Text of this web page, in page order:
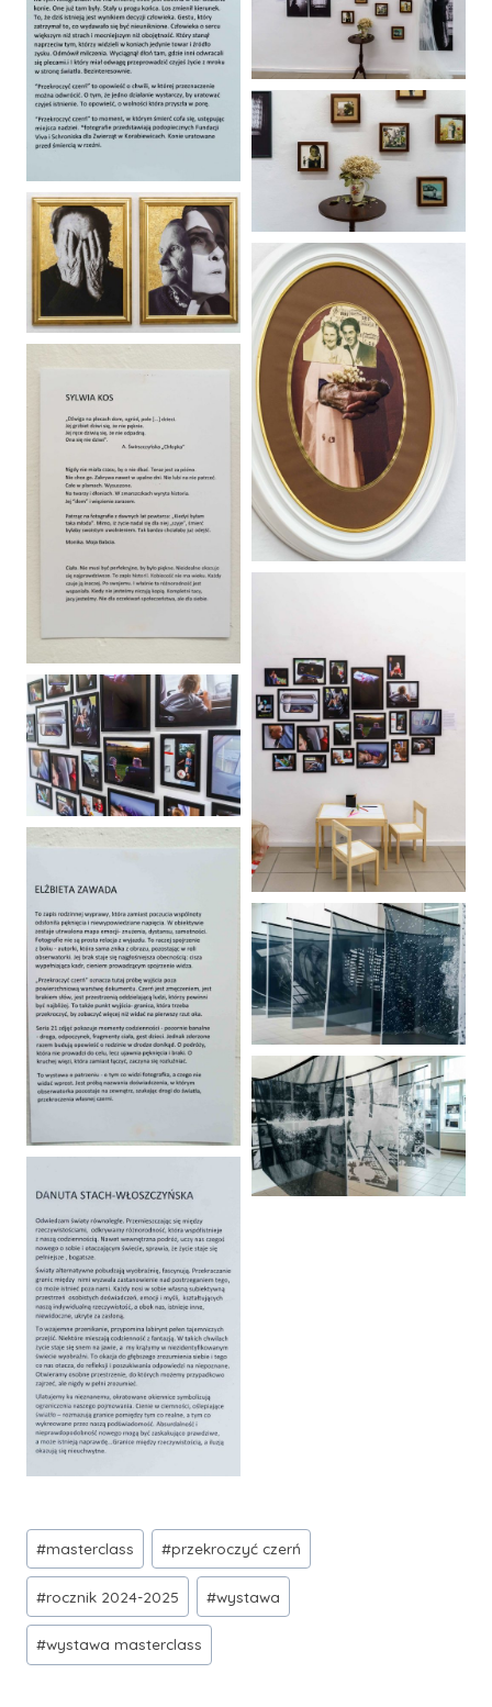
Tagi
wpisu:
#masterclass #przekroczyć czerń
#rocznik 2024-2025 #wystawa
#wystawa masterclass